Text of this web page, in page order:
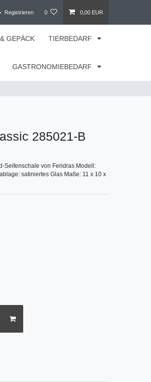
Registrieren 0 0,00 EUR
GEPÄCK TIERBEDARF
GASTRONOMIEBEDARF
285021-B
Seifenschale von Feridras Modell:
satiniertes Glas Maße: 11 x 10 x